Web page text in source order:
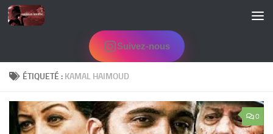
Skip to content
Suivez-nous
ÉTIQUETÉ : KAMAL HAIMOUD
0